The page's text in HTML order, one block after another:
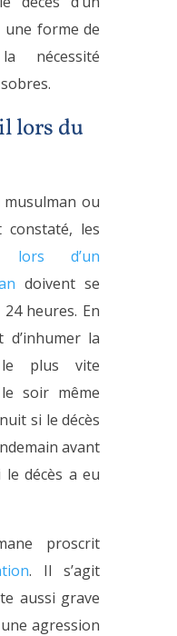
une forme de
nécessité
lors du
musulman ou
constaté, les
lors d’un
doivent se
heures. En
la
le plus vite
le soir même
si le décès
avant
décès a eu
proscrit
. Il s’agit
aussi grave
agression